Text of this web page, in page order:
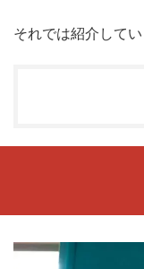
それでは紹介してい